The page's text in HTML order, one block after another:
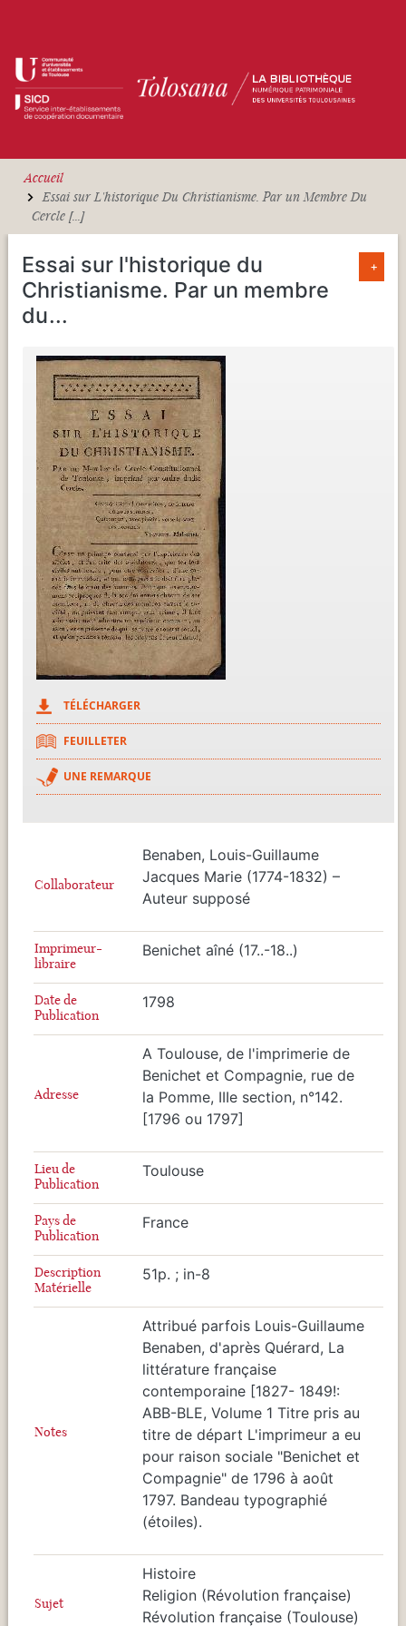
Accueil
Essai sur L'historique Du Christianisme. Par un Membre Du
Cercle [...]
Essai sur l'historique du
Christianisme. Par un membre
du...
+
TÉLÉCHARGER
FEUILLETER
UNE REMARQUE
Collaborateur
Benaben, Louis-Guillaume
Jacques Marie (1774-1832) –
Auteur supposé
Imprimeur-
libraire
Benichet aîné (17..-18..)
Date de
Publication
1798
Adresse
A Toulouse, de l'imprimerie de
Benichet et Compagnie, rue de
la Pomme, IIIe section, n°142.
[1796 ou 1797]
Lieu de
Publication
Toulouse
Pays de
Publication
France
Description
Matérielle
51p. ; in-8
Notes
Attribué parfois Louis-Guillaume
Benaben, d'après Quérard, La
littérature française
contemporaine [1827- 1849!:
ABB-BLE, Volume 1 Titre pris au
titre de départ L'imprimeur a eu
pour raison sociale "Benichet et
Compagnie" de 1796 à août
1797. Bandeau typographié
(étoiles).
Sujet
Histoire
Religion (Révolution française)
Révolution française (Toulouse)